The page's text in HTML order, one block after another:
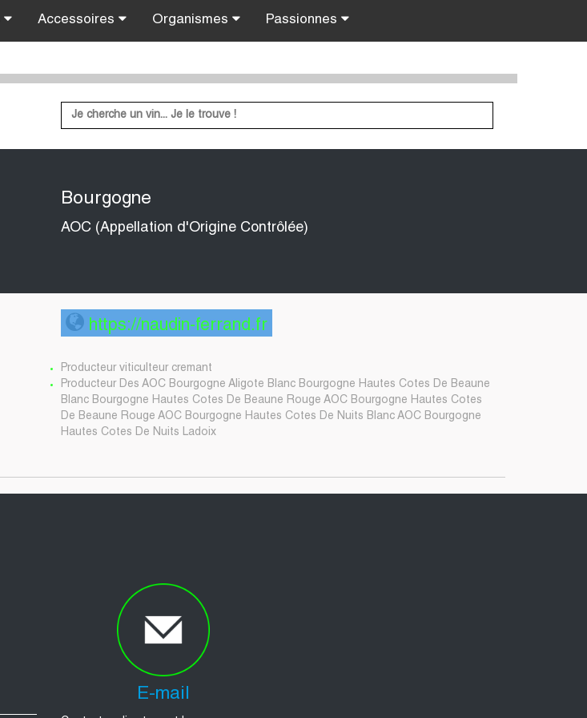
Accessoires Organismes Passionnes
Bourgogne
AOC (Appellation d'Origine Contrôlée)
https://naudin-ferrand.fr
Producteur viticulteur cremant
Producteur Des AOC Bourgogne Aligote Blanc Bourgogne Hautes Cotes De Beaune
Blanc Bourgogne Hautes Cotes De Beaune Rouge AOC Bourgogne Hautes Cotes
De Beaune Rouge AOC Bourgogne Hautes Cotes De Nuits Blanc AOC Bourgogne
Hautes Cotes De Nuits Ladoix
E-mail